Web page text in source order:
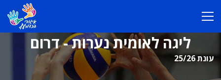
ליגה לאומית נערות - דרום
עונת 25/26